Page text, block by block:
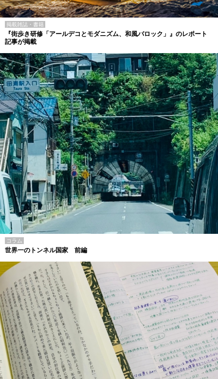
掲載雑誌・書籍
『街歩き研修「アールデコとモダニズム、和風バロック」』のレポート
記事が掲載
コラム
世界一のトンネル国家 前編